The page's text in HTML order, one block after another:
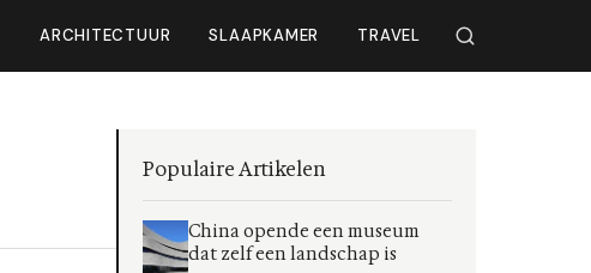
ARCHITECTUUR SLAAPKAMER TRAVEL
Populaire Artikelen
China opende een museum
dat zelf een landschap is